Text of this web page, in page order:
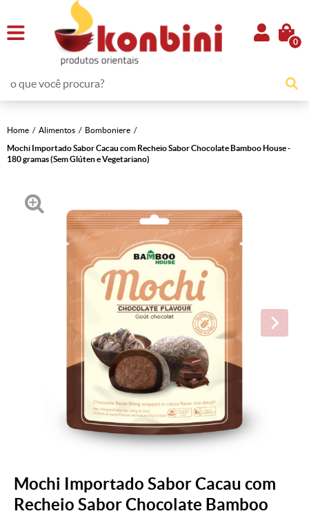
0
Home Alimentos
Bomboniere
Mochi Importado Sabor Cacau com Recheio Sabor Chocolate Bamboo House -
180 gramas (Sem Glúten e Vegetariano)
Mochi Importado Sabor Cacau com
Recheio Sabor Chocolate Bamboo